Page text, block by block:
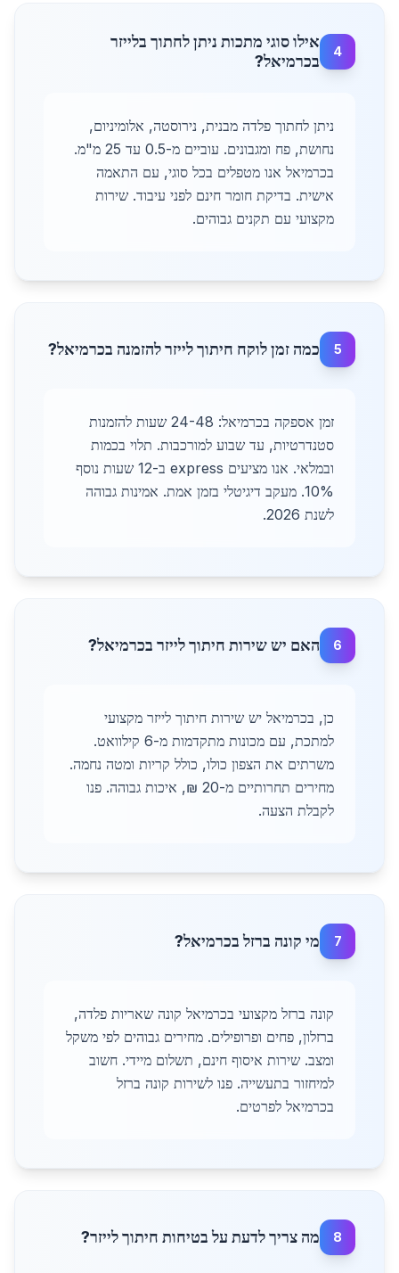
4
אילו סוגי מתכות ניתן לחתוך בלייזר
בכרמיאל?
ניתן לחתוך פלדה מבנית, נירוסטה, אלומיניום,
נחושת, פח ומגבונים. עוביים מ-0.5 עד 25 מ"מ.
בכרמיאל אנו מטפלים בכל סוגי, עם התאמה
אישית. בדיקת חומר חינם לפני עיבוד. שירות
מקצועי עם תקנים גבוהים.
5 כמה זמן לוקח חיתוך לייזר להזמנה בכרמיאל?
זמן אספקה בכרמיאל: 24-48 שעות להזמנות
סטנדרטיות, עד שבוע למורכבות. תלוי בכמות
ובמלאי. אנו מציעים express ב-12 שעות נוסף
10%. מעקב דיגיטלי בזמן אמת. אמינות גבוהה
לשנת 2026.
6 האם יש שירות חיתוך לייזר בכרמיאל?
כן, בכרמיאל יש שירות חיתוך לייזר מקצועי
למתכת, עם מכונות מתקדמות מ-6 קילוואט.
משרתים את הצפון כולו, כולל קריות ומטה נחמה.
מחירים תחרותיים מ-20 ₪, איכות גבוהה. פנו
לקבלת הצעה.
7 מי קונה ברזל בכרמיאל?
קונה ברזל מקצועי בכרמיאל קונה שאריות פלדה,
ברזלון, פחים ופרופילים. מחירים גבוהים לפי משקל
ומצב. שירות איסוף חינם, תשלום מיידי. חשוב
למיחזור בתעשייה. פנו לשירות קונה ברזל
בכרמיאל לפרטים.
8 מה צריך לדעת על בטיחות חיתוך לייזר?